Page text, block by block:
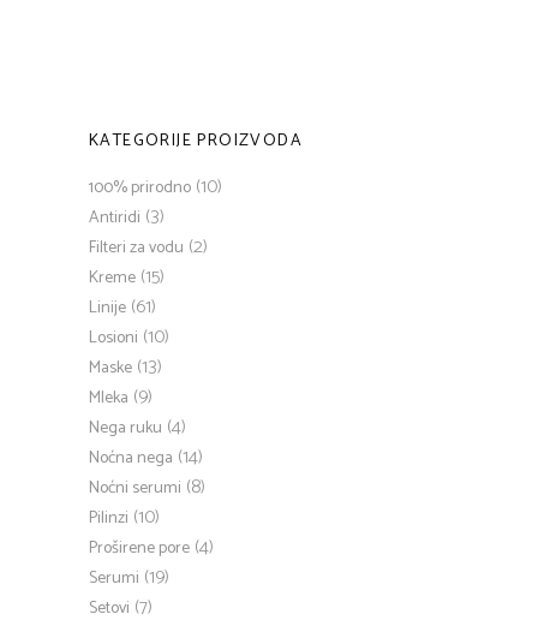
KATEGORIJE PROIZVODA
100% prirodno (10)
Antiridi (3)
Filteri za vodu (2)
Kreme (15)
Linije (61)
Losioni (10)
Maske (13)
Mleka (9)
Nega ruku (4)
Noćna nega (14)
Noćni serumi (8)
Pilinzi (10)
Proširene pore (4)
Serumi (19)
Setovi (7)